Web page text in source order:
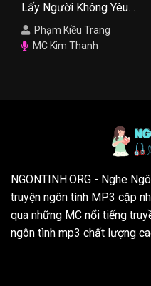
Lấy Người Không Yêu
MìnhPhạm Kiều Trang
MC Kim Thanh
NGONTINH.ORG - Nghe
truyện ngôn tình MP3 cập
qua những MC nổi tiếng
ngôn tình mp3 chất lượng